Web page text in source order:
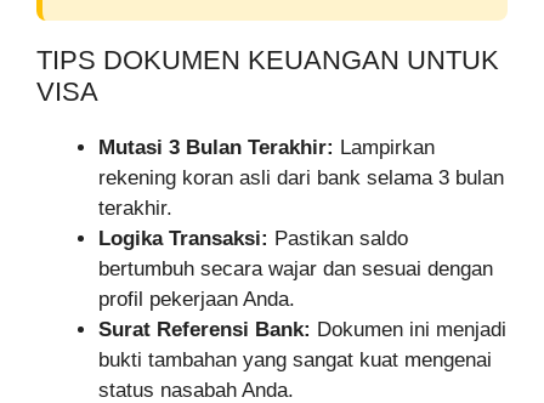
TIPS DOKUMEN KEUANGAN UNTUK
VISA
Mutasi 3 Bulan Terakhir: Lampirkan
rekening koran asli dari bank selama 3 bulan
terakhir.
Logika Transaksi: Pastikan saldo
bertumbuh secara wajar dan sesuai dengan
profil pekerjaan Anda.
Surat Referensi Bank: Dokumen ini menjadi
bukti tambahan yang sangat kuat mengenai
status nasabah Anda.